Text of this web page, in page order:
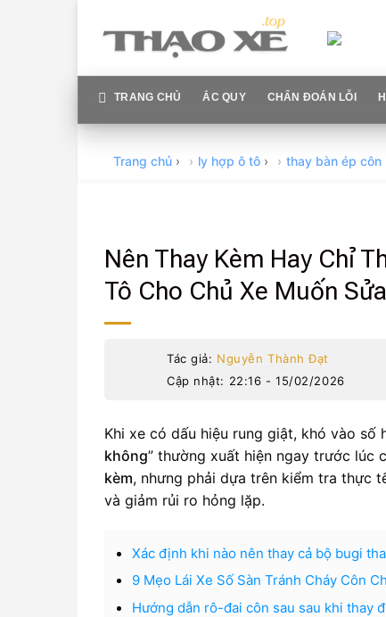
content
TRANG CHỦ ẮC QUY CHẨN ĐOÁN LỖI
Trang chủ › ly hợp ô tô › thay bàn ép côn
Nên Thay Kèm Hay Chỉ
Tô Cho Chủ Xe Muốn
Tác giả: Nguyễn Thành Đạt
Cập nhật: 22:16 - 15/02/2026
Khi xe có dấu hiệu rung giật, khó vào số
không” thường xuất hiện ngay trước lúc
kèm, nhưng phải dựa trên kiểm tra thực
và giảm rủi ro hỏng lặp.
Xác định khi nào nên thay cả bộ bugi
9 Mẹo Lái Xe Số Sàn Tránh Cháy Côn
Hướng dẫn rô-đai côn sau sau khi thay